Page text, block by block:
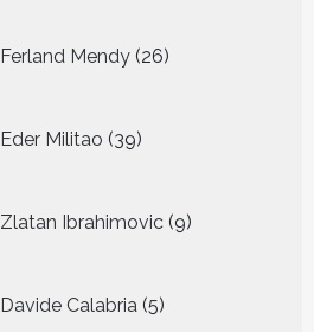
Ferland Mendy 26
producten
Eder Militao 39
producten
Zlatan Ibrahimovic 9
producten
Davide Calabria 5
producten